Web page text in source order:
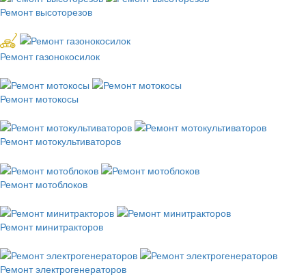
Ремонт высоторезов
Ремонт газонокосилок
Ремонт мотокосы
Ремонт мотокультиваторов
Ремонт мотоблоков
Ремонт минитракторов
Ремонт электрогенераторов